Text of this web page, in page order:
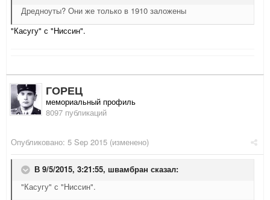
Дредноуты? Они же только в 1910 заложены
"Касугу" с "Ниссин".
ГОРЕЦ
мемориальный профиль
8097 публикаций
Опубликовано: 5 Sep 2015 (изменено)
В 9/5/2015, 3:21:55, швамбран сказал:
"Касугу" с "Ниссин".